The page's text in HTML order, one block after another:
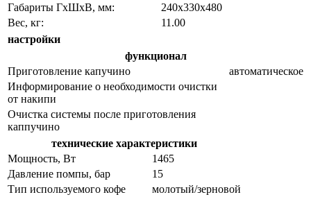
Габариты ГхШхВ, мм:
240х330х480
Вес, кг:
11.00
настройки
функционал
Приготовление капучино
автоматическое
Информирование о необходимости очистки
от накипи
Очистка системы после приготовления
каппучино
технические характеристики
Мощность, Вт
1465
Давление помпы, бар
15
Тип используемого кофе
молотый/зерновой